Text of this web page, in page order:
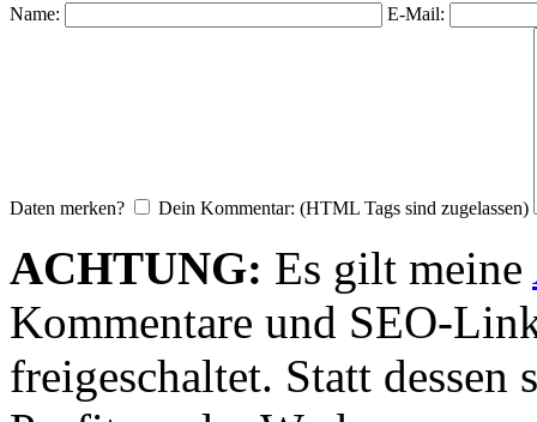
Name: E-Mail:
Daten merken? Dein Kommentar: (HTML Tags sind zugelassen)
ACHTUNG: Es gilt meine
Kommentare und SEO-
freigeschaltet. Statt dessen